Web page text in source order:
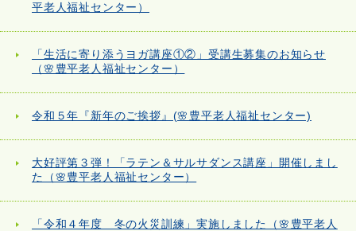
平老人福祉センター）
「生活に寄り添うヨガ講座①②」受講生募集のお知らせ
（🌸豊平老人福祉センター）
令和５年『新年のご挨拶』(🌸豊平老人福祉センター)
大好評第３弾！「ラテン＆サルサダンス講座」開催しまし
た（🌸豊平老人福祉センター）
「令和４年度 冬の火災訓練」実施しました（🌸豊平老人